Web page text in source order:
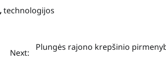
,technologijos
Next:
Plungės rajono krepšinio